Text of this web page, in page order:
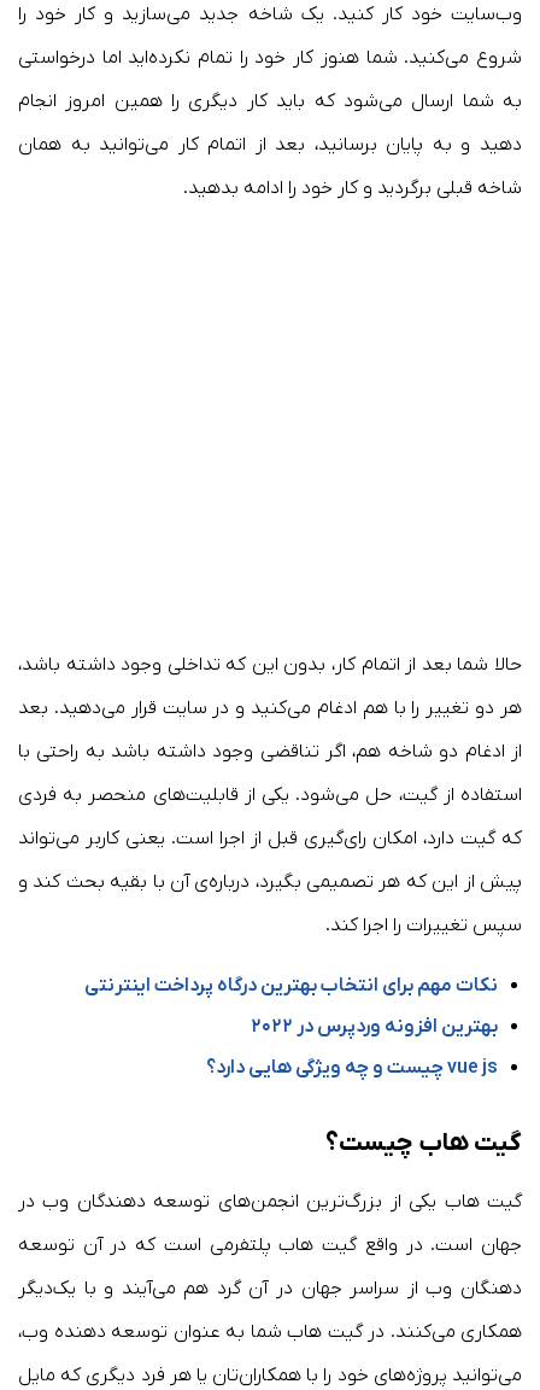
وب‌سایت خود کار کنید. یک شاخه جدید می‌سازید و کار خود را
شروع می‌کنید. شما هنوز کار خود را تمام نکرده‌اید اما درخواستی
به شما ارسال می‌شود که باید کار دیگری را همین امروز انجام
دهید و به پایان برسانید، بعد از اتمام کار می‌توانید به همان
شاخه قبلی برگردید و کار خود را ادامه بدهید.
حالا شما بعد از اتمام کار، بدون این که تداخلی وجود داشته باشد،
هر دو تغییر را با هم ادغام می‌کنید و در سایت قرار می‌دهید. بعد
از ادغام دو شاخه هم، اگر تناقضی وجود داشته باشد به ‌راحتی با
استفاده از گیت، حل می‌شود. یکی از قابلیت‌های منحصر به فردی
که گیت دارد، امکان رای‌گیری قبل از اجرا است. یعنی کاربر می‌تواند
پیش از این که هر تصمیمی بگیرد‌، درباره‌ی آن با بقیه بحث کند و
سپس تغییرات را اجرا کند.
نکات مهم برای انتخاب بهترین درگاه پرداخت اینترنتی
بهترین افزونه وردپرس در ۲۰۲۲
vue js چیست و چه ویژگی هایی دارد؟
گیت‌ هاب چیست؟
گیت هاب یکی از بزرگ‌ترین انجمن‌های توسعه دهندگان وب در
جهان است. در واقع گیت هاب پلتفرمی است که در آن توسعه
دهنگان وب از سراسر جهان در آن گرد هم می‌آیند و با یک‌دیگر
همکاری می‌کنند. در گیت هاب شما به عنوان توسعه دهنده وب،
می‌توانید پروژه‌های خود را با همکاران‌تان یا هر فرد دیگری که مایل